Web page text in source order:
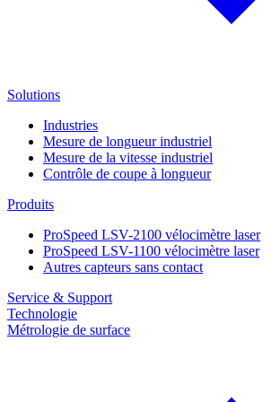
Solutions
Industries
Mesure de longueur industriel
Mesure de la vitesse industriel
Contrôle de coupe à longueur
Produits
ProSpeed LSV-2100 vélocimètre laser
ProSpeed LSV-1100 vélocimètre laser
Autres capteurs sans contact
Service & Support
Technologie
Métrologie de surface